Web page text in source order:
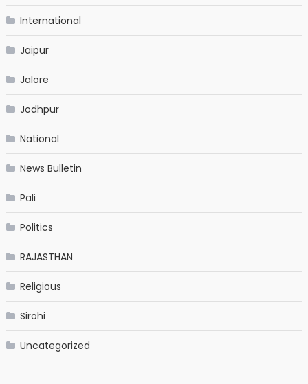
International
Jaipur
Jalore
Jodhpur
National
News Bulletin
Pali
Politics
RAJASTHAN
Religious
Sirohi
Uncategorized